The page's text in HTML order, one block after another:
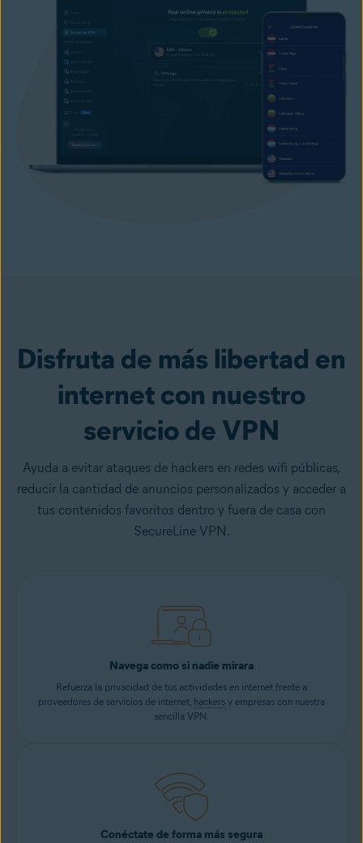
Disfruta de más libertad en
internet con nuestro
servicio de VPN
Ayuda a evitar ataques de hackers en redes wifi públicas,
reducir la cantidad de anuncios personalizados y acceder a
tus contenidos favoritos dentro y fuera de casa con
SecureLine VPN.
Navega como si nadie mirara
Refuerza la privacidad de tus actividades en internet frente a
proveedores de servicios de internet, hackers y empresas con nuestra
sencilla VPN.
Conéctate de forma más segura